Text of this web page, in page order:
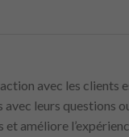
avec les
avec leurs questions
et améliore